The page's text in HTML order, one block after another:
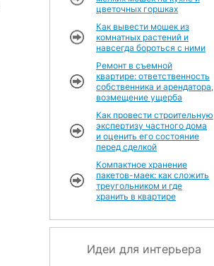
цветочных горшках
Как вывести мошек из
комнатных растений и
навсегда бороться с ними
Ремонт в съемной
квартире: ответственность
собственника и арендатора,
возмещение ущерба
Как провести строительную
экспертизу частного дома
и оценить его состояние
перед сделкой
Компактное хранение
пакетов-маек: как сложить
треугольником и где
хранить в квартире
Идеи для интерьера